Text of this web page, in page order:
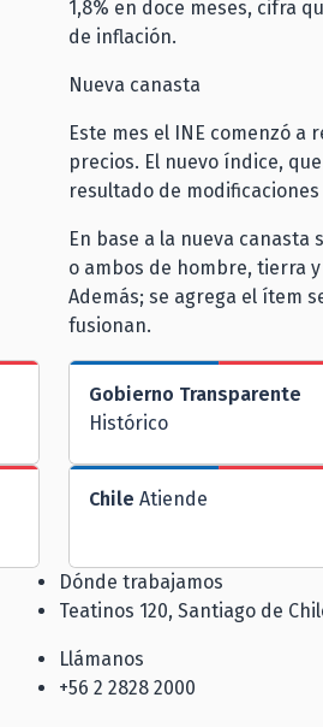
1,8% en doce meses, cifra
de inflación.
Nueva canasta
Este mes el INE comenzó a
precios. El nuevo índice,
resultado de
En base a la nueva
o ambos de hombre, tierra
Además; se agrega el ítem
fusionan.
Gobierno Transparente
Histórico
Chile Atiende
Dónde trabajamos
Teatinos 120, Santiago de
Llámanos
+56 2 2828 2000